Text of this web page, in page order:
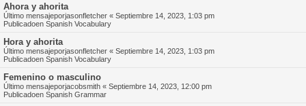
Ahora y ahorita
Último mensajeporjasonfletcher « Septiembre 14, 2023, 1:03 pm
Publicadoen Spanish Vocabulary
Hora y ahorita
Último mensajeporjasonfletcher « Septiembre 14, 2023, 1:03 pm
Publicadoen Spanish Vocabulary
Femenino o masculino
Último mensajeporjacobsmith « Septiembre 14, 2023, 12:00 pm
Publicadoen Spanish Grammar